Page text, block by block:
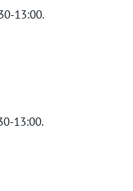
13:00.
13:00.